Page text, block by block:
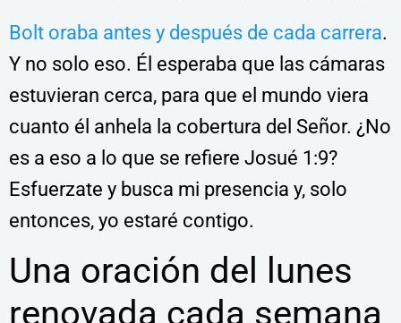
Bolt oraba antes y después de cada carrera.
Y no solo eso. Él esperaba que las cámaras
estuvieran cerca, para que el mundo viera
cuanto él anhela la cobertura del Señor. ¿No
es a eso a lo que se refiere Josué 1:9?
Esfuerzate y busca mi presencia y, solo
entonces, yo estaré contigo.
Una oración del lunes
renovada cada semana